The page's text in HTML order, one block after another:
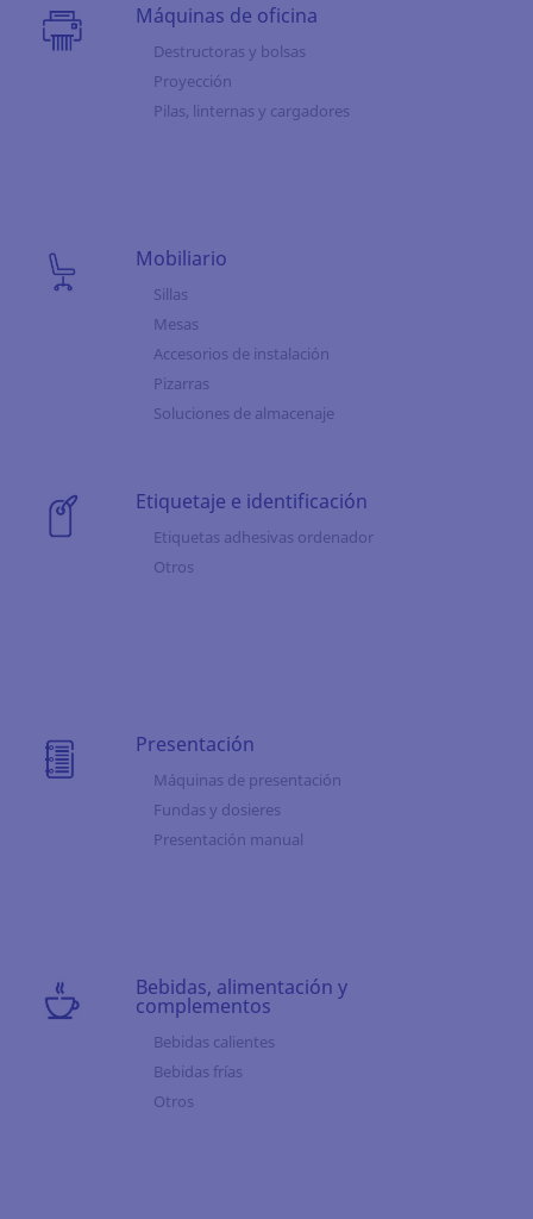
Máquinas de oficina
Destructoras y bolsas
Proyección
Pilas, linternas y cargadores
Mobiliario
Sillas
Mesas
Accesorios de instalación
Pizarras
Soluciones de almacenaje
Etiquetaje e identificación
Etiquetas adhesivas ordenador
Otros
Presentación
Máquinas de presentación
Fundas y dosieres
Presentación manual
Bebidas, alimentación y
complementos
Bebidas calientes
Bebidas frías
Otros